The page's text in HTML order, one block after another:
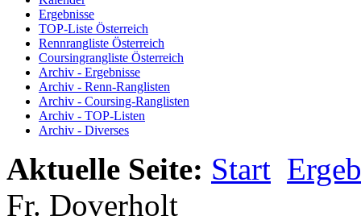
Ergebnisse
TOP-Liste Österreich
Rennrangliste Österreich
Coursingrangliste Österreich
Archiv - Ergebnisse
Archiv - Renn-Ranglisten
Archiv - Coursing-Ranglisten
Archiv - TOP-Listen
Archiv - Diverses
Aktuelle Seite: Start
Fr. Doverholt